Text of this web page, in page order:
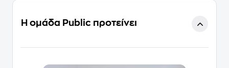
Η ομάδα Public προτείνει